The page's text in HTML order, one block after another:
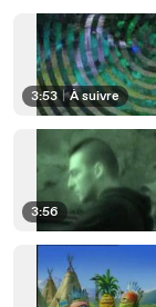
3:53 | À suivre
3:56